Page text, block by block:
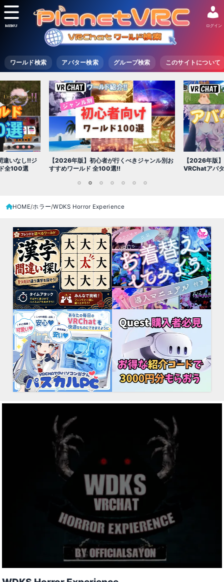
ワールド検索 アバター検索 グループ検索 このサイトについて
ログイン
MENU
違いなし!!ジ
全100選
【2026年版】初心者が行くべきジャンル別お
すすめワールド 全100選!!
【2026年版
VRChatアバ
HOME ホラー WDKS Horror Experience